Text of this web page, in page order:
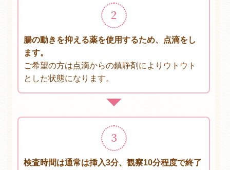
2
腸の動きを抑える薬を使用するため、点滴をし
ます。
ご希望の方は点滴からの鎮静剤によりウトウト
とした状態になります。
3
検査時間は通常は挿入3分、観察10分程度で終了